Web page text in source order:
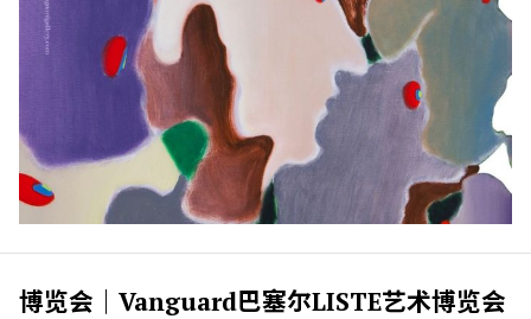
博览会｜Vanguard巴塞尔LISTE艺术博览会